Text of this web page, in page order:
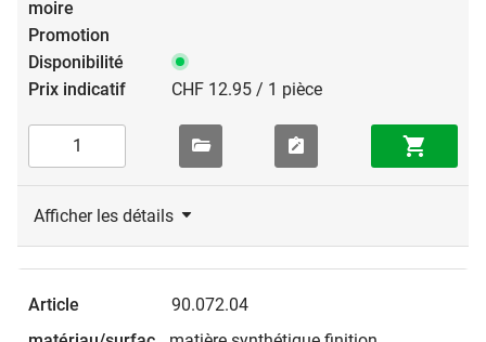
CHF 12.95 / 1 pièce
Afficher les détails
90.072.04